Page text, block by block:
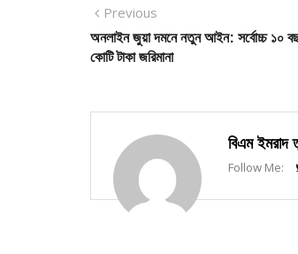
Post
navigation
Previous
post:
অনলাইন জুয়া দমনে নতুন আইন: সর্বোচ্চ ১০
কোটি টাকা জরিমানা
বিএম ইমরাদ
Follow Me: